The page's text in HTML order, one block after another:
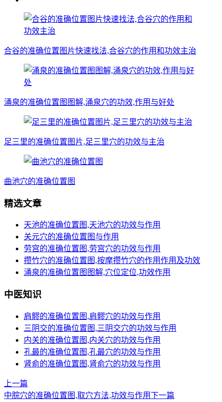
合谷的准确位置图片快速找法,合谷穴的作用和功效主治
涌泉的准确位置图图解,涌泉穴的功效,作用与好处
足三里的准确位置图片,足三里穴的功效与主治
曲池穴的准确位置图
精选文章
天池的准确位置图,天池穴的功效与作用
关元穴的准确位置图与作用
劳宫的准确位置图,劳宫穴的功效与作用
攒竹穴的准确位置图,按摩攒竹穴的作用作用及功效
涌泉的准确位置图图解,穴位定位,功效作用
中医知识
肩髎的准确位置图,肩髎穴的功效与作用
三阴交的准确位置图,三阴交穴的功效与作用
内关的准确位置图,内关穴的功效与作用
孔最的准确位置图,孔最穴的功效与作用
肾俞的准确位置图,肾俞穴的功效与作用
上一篇
中脘穴的准确位置图,取穴方法,功效与作用下一篇